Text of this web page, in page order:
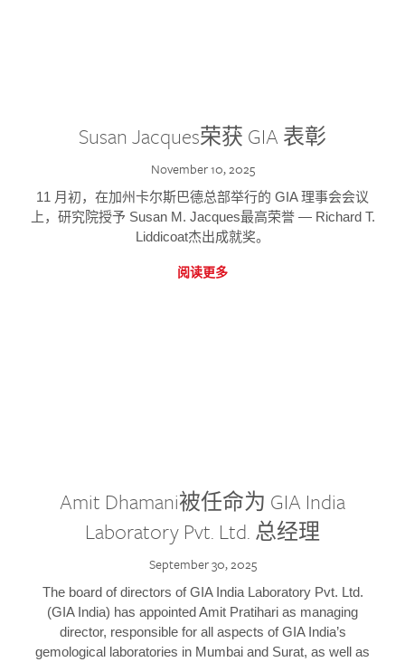
Susan Jacques荣获 GIA 表彰
November 10, 2025
11 月初，在加州卡尔斯巴德总部举行的 GIA 理事会会议
上，研究院授予 Susan M. Jacques最高荣誉 — Richard T.
Liddicoat杰出成就奖。
阅读更多
Amit Dhamani被任命为 GIA India
Laboratory Pvt. Ltd. 总经理
September 30, 2025
The board of directors of GIA India Laboratory Pvt. Ltd.
(GIA India) has appointed Amit Pratihari as managing
director, responsible for all aspects of GIA India’s
gemological laboratories in Mumbai and Surat, as well as